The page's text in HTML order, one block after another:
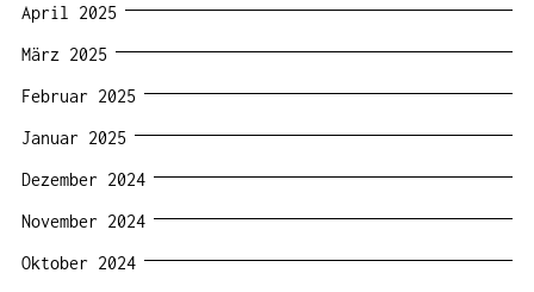
April 2025
März 2025
Februar 2025
Januar 2025
Dezember 2024
November 2024
Oktober 2024